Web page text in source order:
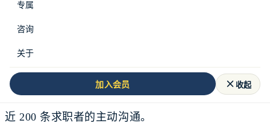
专属
咨询
关于
加入会员 收起
我用工作室的个体工商户身份，在招聘平台上发布了
一个普通的大数据开发岗位。岗位不大，公司也不
大，甚至可以说很小。不到 24 小时，后台收到了接
近 200 条求职者的主动沟通。